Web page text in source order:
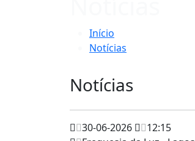
Início
Notícias
Notícias
30-06-2026
12:15